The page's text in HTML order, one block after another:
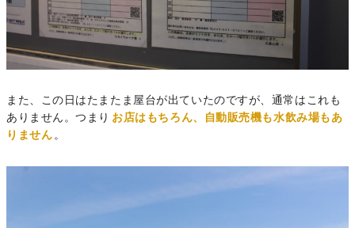
また、この日はたまたま屋台が出ていたのですが、通常はこれも
ありません。つまり お店はもちろん、自動販売機も水飲み場もあ
りません 。